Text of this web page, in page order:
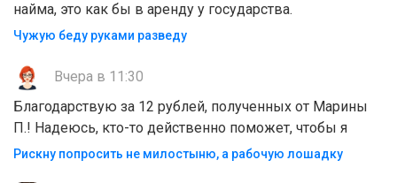
найма, это как бы в аренду у государства.
Чужую беду руками разведу
Вчера в 11:30
Благодарствую за 12 рублей, полученных от Марины
П.! Надеюсь, кто-то действенно поможет, чтобы я
Рискну попросить не милостыню, а рабочую лошадку